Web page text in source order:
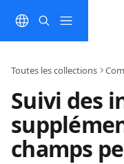
Toutes les collections
Suivi des
champs